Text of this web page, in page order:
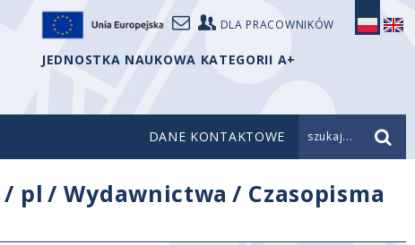
DLA PRACOWNIKÓW
JEDNOSTKA NAUKOWA KATEGORII A+
DANE KONTAKTOWE szukaj...
/ pl /Wydawnictwa / Czasopisma